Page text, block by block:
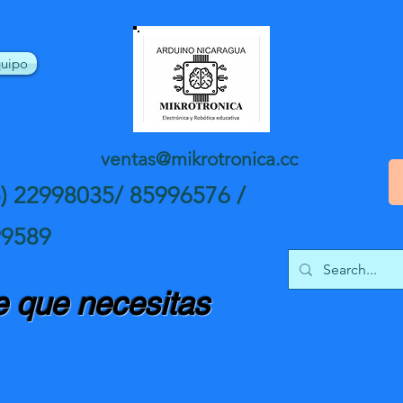
22998035/ 85996576 /
ventas@mikrotronica.cc
que necesitas